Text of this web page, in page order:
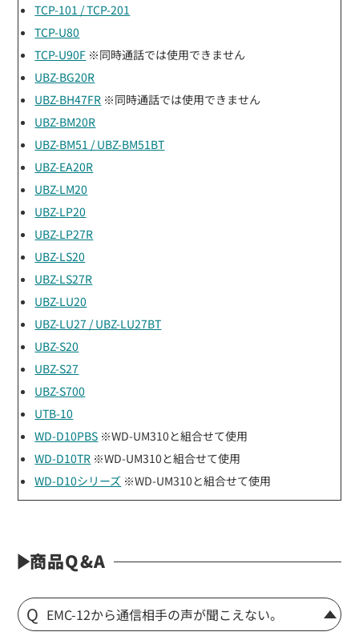
TCP-101 / TCP-201
TCP-U80
TCP-U90F ※同時通話では使用できません
UBZ-BG20R
UBZ-BH47FR ※同時通話では使用できません
UBZ-BM20R
UBZ-BM51 / UBZ-BM51BT
UBZ-EA20R
UBZ-LM20
UBZ-LP20
UBZ-LP27R
UBZ-LS20
UBZ-LS27R
UBZ-LU20
UBZ-LU27 / UBZ-LU27BT
UBZ-S20
UBZ-S27
UBZ-S700
UTB-10
WD-D10PBS ※WD-UM310と組合せて使用
WD-D10TR ※WD-UM310と組合せて使用
WD-D10シリーズ ※WD-UM310と組合せて使用
商品Q&A
EMC-12から通信相手の声が聞こえない。